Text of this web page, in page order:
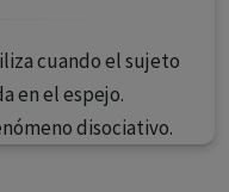
cuando el sujeto
en el espejo.
disociativo.